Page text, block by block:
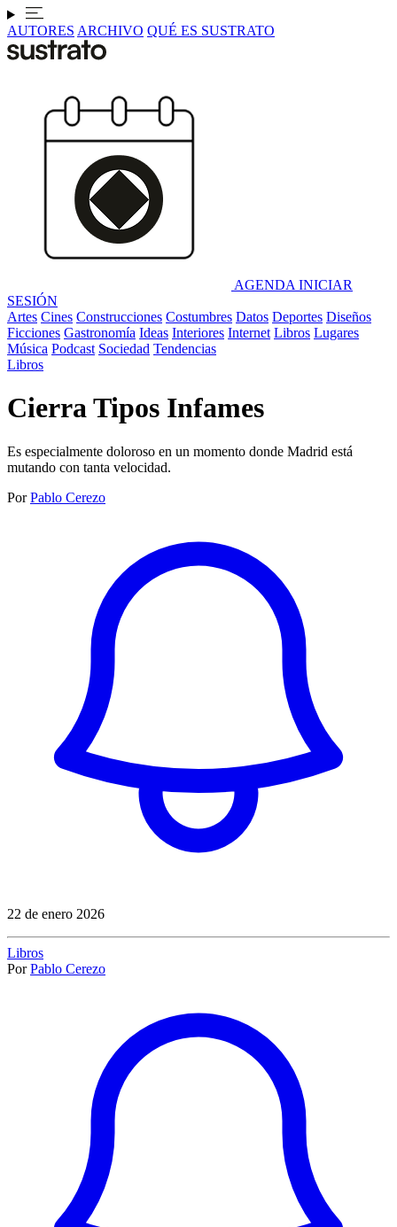
AUTORES ARCHIVO QUÉ ES SUSTRATO
AGENDA INICIAR
SESIÓN
Artes Cines Construcciones Costumbres Datos Deportes Diseños
Ficciones Gastronomía Ideas Interiores Internet Libros Lugares
Música Podcast Sociedad Tendencias
Libros
Cierra Tipos Infames
Es especialmente doloroso en un momento donde Madrid está
mutando con tanta velocidad.
Por Pablo Cerezo
22 de enero 2026
Libros
Por Pablo Cerezo